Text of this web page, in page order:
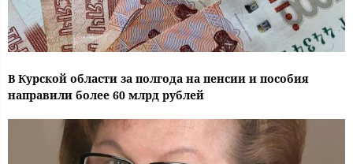
В Курской области за полгода на пенсии и пособия
направили более 60 млрд рублей